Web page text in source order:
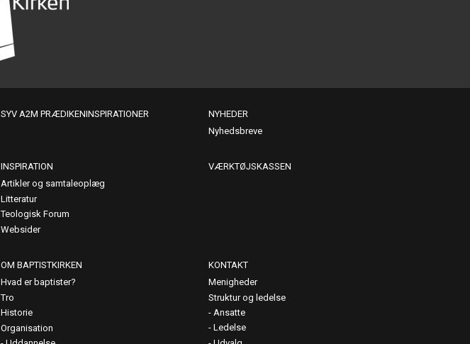
SYV A2M PRÆDIKENINSPIRATIONER
NYHEDER
Nyhedsbreve
INSPIRATION
Artikler og samtaleoplæg
Litteratur
Teologisk Forum
Websider
VÆRKTØJSKASSEN
OM BAPTISTKIRKEN
Hvad er baptister?
Tro
Historie
Organisation
KONTAKT
Menigheder
Struktur og ledelse
Ansatte
Ledelse